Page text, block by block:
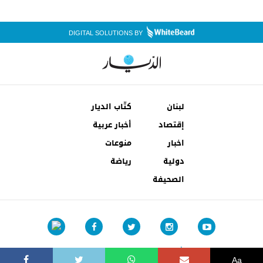
DIGITAL SOLUTIONS BY
لبنان
كتّاب الديار
إقتصاد
أخبار عربية
اخبار
دولية
منوعات
رياضة
الصحيفة
شروط الإستخدام إتصل بنا